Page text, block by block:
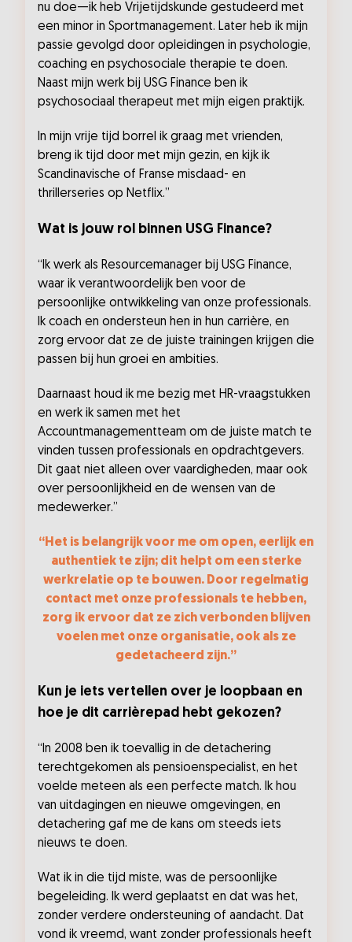
nu doe—ik heb Vrijetijdskunde gestudeerd met
een minor in Sportmanagement. Later heb ik mijn
passie gevolgd door opleidingen in psychologie,
coaching en psychosociale therapie te doen.
Naast mijn werk bij USG Finance ben ik
psychosociaal therapeut met mijn eigen praktijk.
In mijn vrije tijd borrel ik graag met vrienden,
breng ik tijd door met mijn gezin, en kijk ik
Scandinavische of Franse misdaad- en
thrillerseries op Netflix.”
Wat is jouw rol binnen USG Finance?
“Ik werk als Resourcemanager bij USG Finance,
waar ik verantwoordelijk ben voor de
persoonlijke ontwikkeling van onze professionals.
Ik coach en ondersteun hen in hun carrière, en
zorg ervoor dat ze de juiste trainingen krijgen die
passen bij hun groei en ambities.
Daarnaast houd ik me bezig met HR-vraagstukken
en werk ik samen met het
Accountmanagementteam om de juiste match te
vinden tussen professionals en opdrachtgevers.
Dit gaat niet alleen over vaardigheden, maar ook
over persoonlijkheid en de wensen van de
medewerker.”
“Het is belangrijk voor me om open, eerlijk en
authentiek te zijn; dit helpt om een sterke
werkrelatie op te bouwen. Door regelmatig
contact met onze professionals te hebben,
zorg ik ervoor dat ze zich verbonden blijven
voelen met onze organisatie, ook als ze
gedetacheerd zijn.”
Kun je iets vertellen over je loopbaan en
hoe je dit carrièrepad hebt gekozen?
“In 2008 ben ik toevallig in de detachering
terechtgekomen als pensioenspecialist, en het
voelde meteen als een perfecte match. Ik hou
van uitdagingen en nieuwe omgevingen, en
detachering gaf me de kans om steeds iets
nieuws te doen.
Wat ik in die tijd miste, was de persoonlijke
begeleiding. Ik werd geplaatst en dat was het,
zonder verdere ondersteuning of aandacht. Dat
vond ik vreemd, want zonder professionals heeft